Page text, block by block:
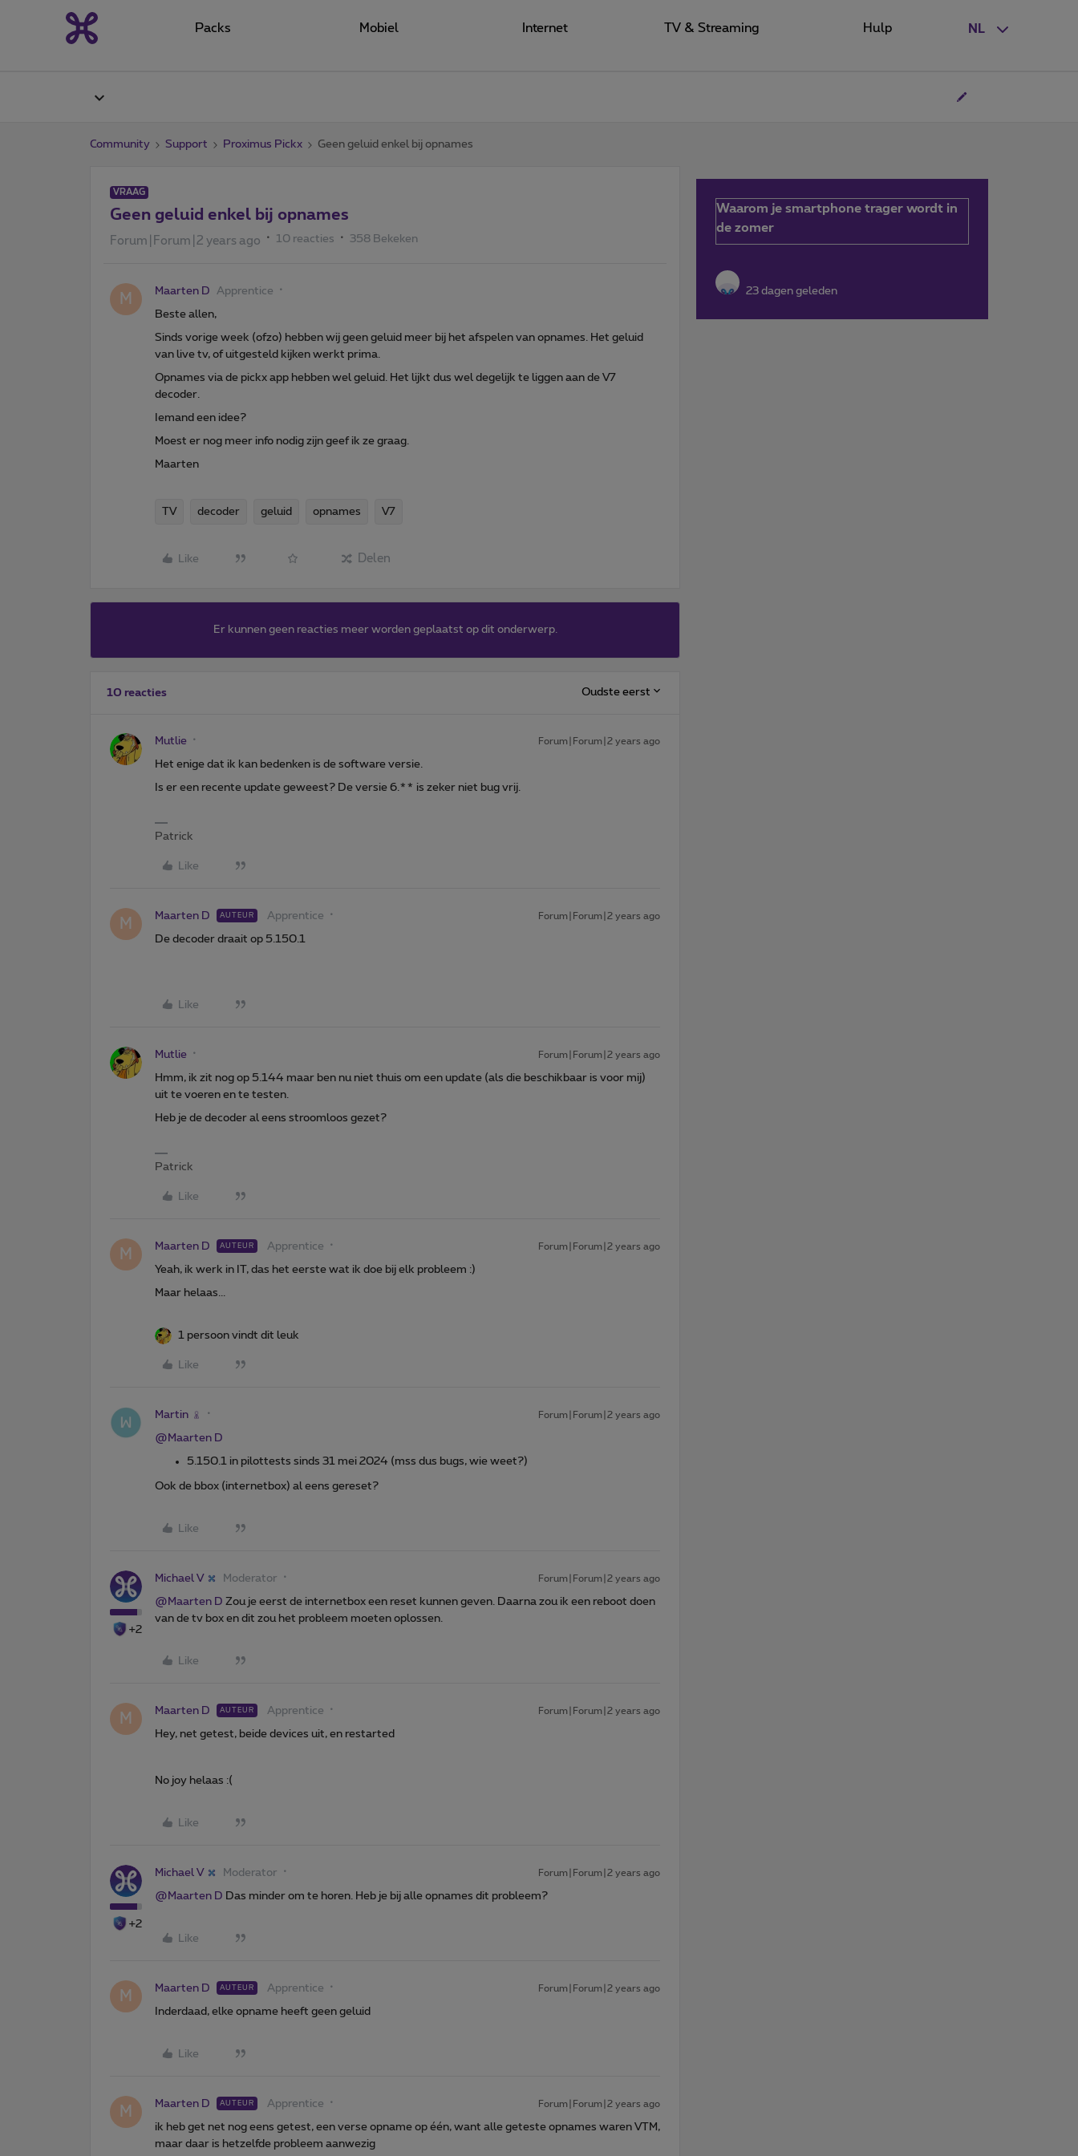
NL
Packs Mobiel Internet TV & Streaming Hulp
Community Support Proximus Pickx Geen geluid enkel bij opnames
VRAAG
Geen geluid enkel bij opnames
Forum|Forum|2 years ago 10 reacties 358 Bekeken
M Maarten D Apprentice
Beste allen,
Sinds vorige week (ofzo) hebben wij geen geluid meer bij het afspelen van opnames. Het geluid
van live tv, of uitgesteld kijken werkt prima.
Opnames via de pickx app hebben wel geluid. Het lijkt dus wel degelijk te liggen aan de V7
decoder.
Iemand een idee?
Moest er nog meer info nodig zijn geef ik ze graag.
Maarten
TV decoder geluid opnames V7
Like Delen
Er kunnen geen reacties meer worden geplaatst op dit onderwerp.
10 reacties Oudste eerst
Mutlie Forum|Forum|2 years ago
Het enige dat ik kan bedenken is de software versie.
Is er een recente update geweest? De versie 6.** is zeker niet bug vrij.
Patrick
Like
M Maarten D AUTEUR Apprentice Forum|Forum|2 years ago
De decoder draait op 5.150.1
Like
Mutlie Forum|Forum|2 years ago
Hmm, ik zit nog op 5.144 maar ben nu niet thuis om een update (als die beschikbaar is voor mij)
uit te voeren en te testen.
Heb je de decoder al eens stroomloos gezet?
Patrick
Like
M Maarten D AUTEUR Apprentice Forum|Forum|2 years ago
Yeah, ik werk in IT, das het eerste wat ik doe bij elk probleem :)
Maar helaas...
1 persoon vindt dit leuk
Like
Martin Forum|Forum|2 years ago
@Maarten D
5.150.1 in pilottests sinds 31 mei 2024 (mss dus bugs, wie weet?)
Ook de bbox (internetbox) al eens gereset?
Like
+2
Michael V Moderator Forum|Forum|2 years ago
@Maarten D Zou je eerst de internetbox een reset kunnen geven. Daarna zou ik een reboot doen
van de tv box en dit zou het probleem moeten oplossen.
Like
M Maarten D AUTEUR Apprentice Forum|Forum|2 years ago
Hey, net getest, beide devices uit, en restarted
No joy helaas :(
Like
+2
Michael V Moderator Forum|Forum|2 years ago
@Maarten D Das minder om te horen. Heb je bij alle opnames dit probleem?
Like
M Maarten D AUTEUR Apprentice Forum|Forum|2 years ago
Inderdaad, elke opname heeft geen geluid
Like
M Maarten D AUTEUR Apprentice Forum|Forum|2 years ago
ik heb get net nog eens getest, een verse opname op één, want alle geteste opnames waren VTM,
maar daar is hetzelfde probleem aanwezig
Waarom je smartphone trager wordt in
de zomer
23 dagen geleden